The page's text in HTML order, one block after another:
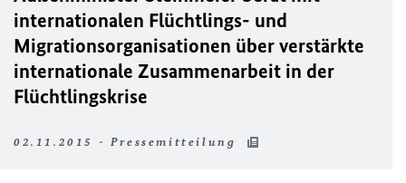
internationalen Flüchtlings- und
Migrationsorganisationen über verstärkte
internationale Zusammenarbeit in der
Flüchtlingskrise
02.11.2015 - Pressemitteilung